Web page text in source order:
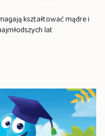
kształtować mądre i
lat